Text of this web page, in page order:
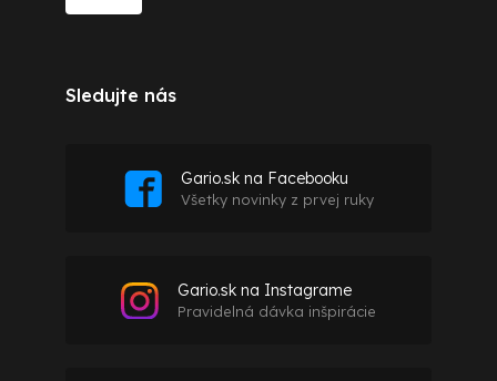
Sledujte nás
Gario.sk na Facebooku
Všetky novinky z prvej ruky
Gario.sk na Instagrame
Pravidelná dávka inšpirácie